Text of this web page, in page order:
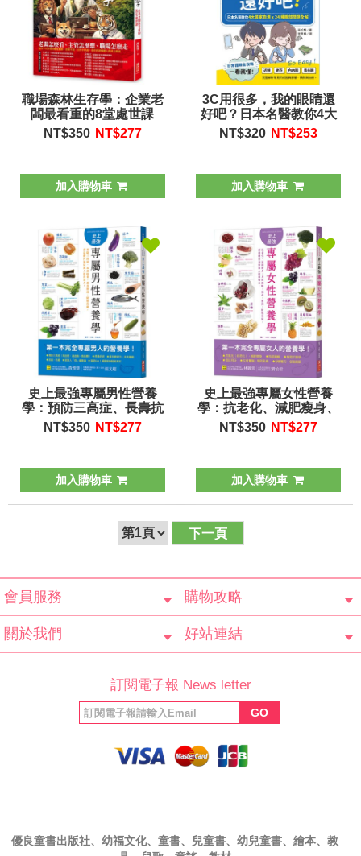
職場森林生存學：企業老
闆最看重的8堂處世課
NT$350 NT$277
加入購物車
3C用很多，我的眼睛還
好吧？日本名醫教你4大
居家自測Ｘ24種眼部問題
NT$320 NT$253
加入購物車
史上最強專屬男性營養
學：預防三高症、長壽抗
老、改善便祕、防癌保
健，創造體內加倍驚人的
NT$350 NT$277
加入購物車
史上最強專屬女性營養
學：抗老化、減肥瘦身、
月經順暢、助孕、豐胸、
防癌保健，創造體內加倍
NT$350 NT$277
加入購物車
下一頁
會員服務
會員辨法
客服信箱
隱私條款
網站導覽
購物攻略
常見問題
購物說明
訂單查詢
關於我們 好站連結
福利協會
絲專頁
訂閱電子報 News letter
GO
優良童書出版社、幼福文化、童書、兒童書、幼兒童書、繪本、教